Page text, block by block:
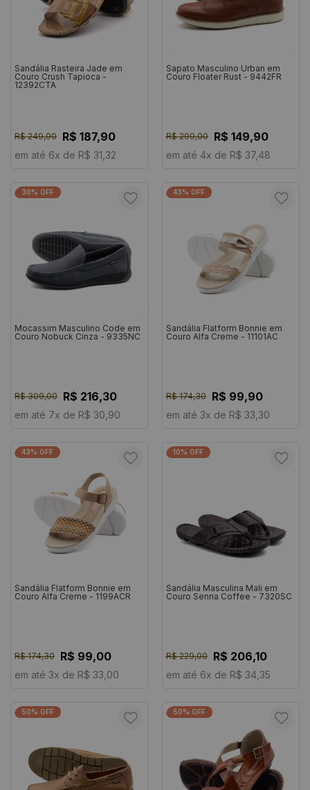
Sandália Rasteira Jade em
Couro Crush Tapioca -
12392CTA
R$ 249,90 R$ 187,90
em até 6x de R$ 31,32
Sapato Masculino Urban em
Couro Floater Rust - 9442FR
R$ 299,00 R$ 149,90
em até 4x de R$ 37,48
30% OFF
Mocassim Masculino Code em
Couro Nobuck Cinza - 9335NC
R$ 309,00 R$ 216,30
em até 7x de R$ 30,90
43% OFF
Sandália Flatform Bonnie em
Couro Alfa Creme - 11101AC
R$ 174,30 R$ 99,90
em até 3x de R$ 33,30
43% OFF
Sandália Flatform Bonnie em
Couro Alfa Creme - 1199ACR
R$ 174,30 R$ 99,00
em até 3x de R$ 33,00
10% OFF
Sandália Masculina Mali em
Couro Senna Coffee - 7320SC
R$ 229,00 R$ 206,10
em até 6x de R$ 34,35
50% OFF 50% OFF